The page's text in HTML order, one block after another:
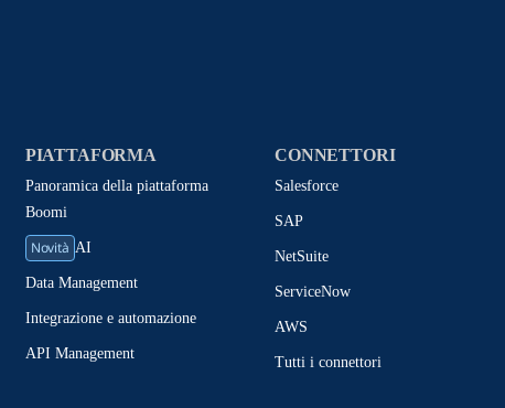
PIATTAFORMA
Panoramica della piattaforma
Boomi
Novità AI
Data Management
Integrazione e automazione
API Management
CONNETTORI
Salesforce
SAP
NetSuite
ServiceNow
AWS
Tutti i connettori